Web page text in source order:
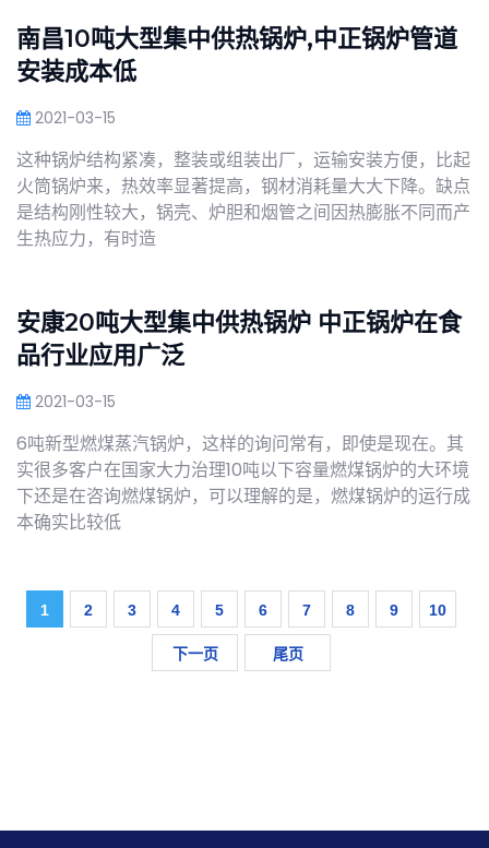
南昌10吨大型集中供热锅炉,中正锅炉管道
安装成本低
2021-03-15
这种锅炉结构紧凑，整装或组装出厂，运输安装方便，比起
火筒锅炉来，热效率显著提高，钢材消耗量大大下降。缺点
是结构刚性较大，锅壳、炉胆和烟管之间因热膨胀不同而产
生热应力，有时造
安康20吨大型集中供热锅炉 中正锅炉在食
品行业应用广泛
2021-03-15
6吨新型燃煤蒸汽锅炉，这样的询问常有，即使是现在。其
实很多客户在国家大力治理10吨以下容量燃煤锅炉的大环境
下还是在咨询燃煤锅炉，可以理解的是，燃煤锅炉的运行成
本确实比较低
1 2 3 4 5 6 7 8 9 10
下一页 尾页